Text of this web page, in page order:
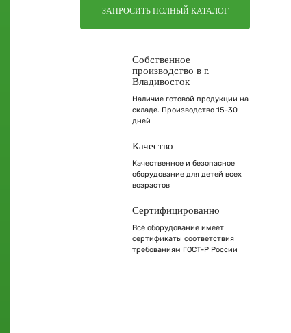
ЗАПРОСИТЬ ПОЛНЫЙ КАТАЛОГ
Собственное
производство в г.
Владивосток
Наличие готовой продукции на
складе. Производство 15-30
дней
Качество
Качественное и безопасное
оборудование для детей всех
возрастов
Сертифицированно
Всё оборудование имеет
сертификаты соответствия
требованиям ГОСТ-Р России